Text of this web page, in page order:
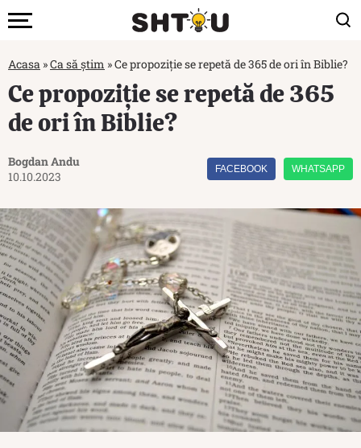
Acasa »Ca să știm »Ce propoziție se repetă de 365 de ori în Biblie?
Ce propoziție se repetă de 365
de ori în Biblie?
Bogdan Andu
10.10.2023
FACEBOOK WHATSAPP